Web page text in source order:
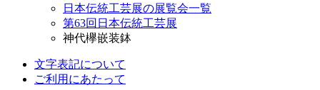
日本伝統工芸展の展覧会一覧
第63回日本伝統工芸展
神代欅嵌装鉢
文字表記について
ご利用にあたって